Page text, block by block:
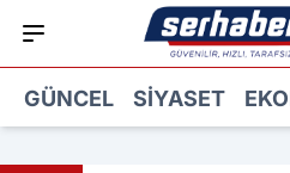
GÜNCEL SIYASET